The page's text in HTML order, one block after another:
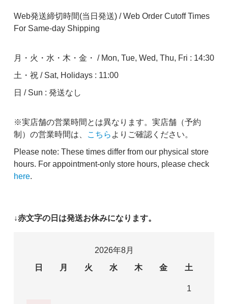
Web発送締切時間(当日発送) / Web Order Cutoff Times
For Same-day Shipping
月・火・水・木・金・ / Mon, Tue, Wed, Thu, Fri : 14:30
土・祝 / Sat, Holidays : 11:00
日 / Sun : 発送なし
※実店舗の営業時間とは異なります。実店舗（予約
制）の営業時間は、
こちら よりご確認ください。
Please note: These times differ from our physical store
hours. For appointment-only store hours, please check
here.
↓赤文字の日は発送お休みになります。
2026年8月
日
月 火 水 木 金 土
1